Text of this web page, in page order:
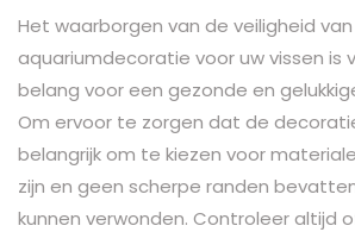
Het waarborgen van de veiligheid van
aquariumdecoratie voor uw vissen is
belang voor een gezonde en
Om ervoor te zorgen dat de
belangrijk om te kiezen voor
zijn en geen scherpe randen
kunnen verwonden. Controleer altijd